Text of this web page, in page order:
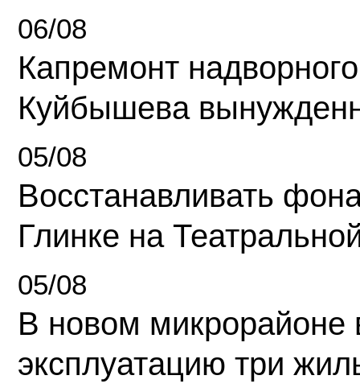
06/08
Капремонт
Куйбышева
05/08
Восстанавливать
Глинке на
05/08
В новом микрорайоне
эксплуатацию три